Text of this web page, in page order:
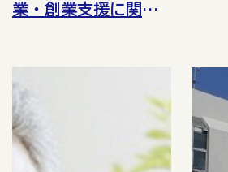
業・創業支援に関す